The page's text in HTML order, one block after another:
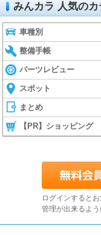
みんカラ 人気のカ
車種別
整備手帳
パーツレビュー
スポット
まとめ
【PR】ショッピング
ログインすると
管理が出来るよ